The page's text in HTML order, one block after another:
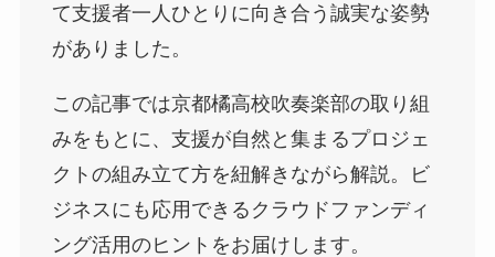
て支援者一人ひとりに向き合う誠実な姿勢
がありました。
この記事では京都橘高校吹奏楽部の取り組
みをもとに、支援が自然と集まるプロジェ
クトの組み立て方を紐解きながら解説。ビ
ジネスにも応用できるクラウドファンディ
ング活用のヒントをお届けします。